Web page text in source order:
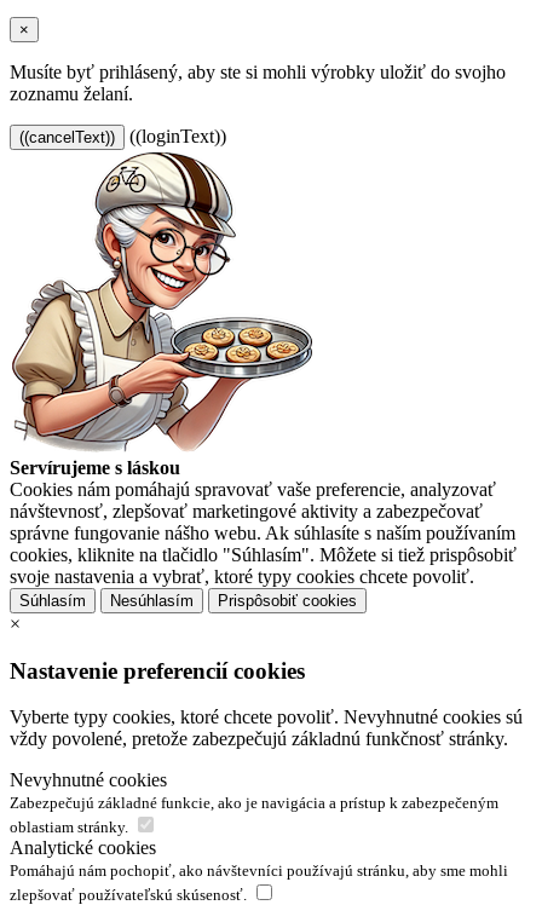
×
Musíte byť prihlásený, aby ste si mohli výrobky uložiť do svojho
zoznamu želaní.
((cancelText)) ((loginText))
Servírujeme s láskou
Cookies nám pomáhajú spravovať vaše preferencie, analyzovať
návštevnosť, zlepšovať marketingové aktivity a zabezpečovať
správne fungovanie nášho webu. Ak súhlasíte s naším používaním
cookies, kliknite na tlačidlo "Súhlasím". Môžete si tiež prispôsobiť
svoje nastavenia a vybrať, ktoré typy cookies chcete povoliť.
Súhlasím Nesúhlasím Prispôsobiť cookies
×
Nastavenie preferencií cookies
Vyberte typy cookies, ktoré chcete povoliť. Nevyhnutné cookies sú
vždy povolené, pretože zabezpečujú základnú funkčnosť stránky.
Nevyhnutné cookies
Zabezpečujú základné funkcie, ako je navigácia a prístup k zabezpečeným
oblastiam stránky.
Analytické cookies
Pomáhajú nám pochopiť, ako návštevníci používajú stránku, aby sme mohli
zlepšovať používateľskú skúsenosť.